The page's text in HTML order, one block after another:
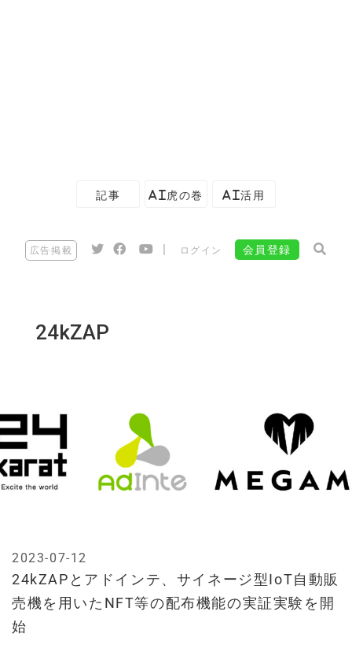
記事 AI虎の巻 AI活用
広告掲載 ログイン 会員登録
24kZAP
24kZAPとアドインテ、サイネージ型IoT自動販
売機を用いたNFT等の配布機能の実証実験を開
始
2023-07-12